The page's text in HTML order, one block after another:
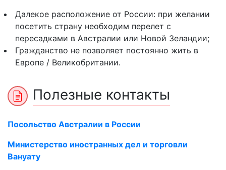
Далекое расположение от России: при желании
посетить страну необходим перелет с
пересадками в Австралии или Новой Зеландии;
Гражданство не позволяет постоянно жить в
Европе / Великобритании.
Полезные контакты
Посольство Австралии в России
Министерство иностранных дел и торговли
Вануату